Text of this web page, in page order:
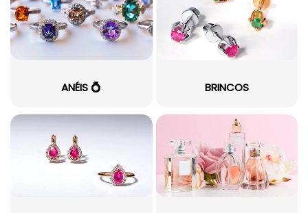
ANÉIS 💍 BRINCOS